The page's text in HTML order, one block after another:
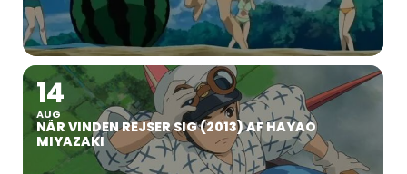
14
AUG
NÅR VINDEN REJSER SIG (2013) AF HAYAO
MIYAZAKI